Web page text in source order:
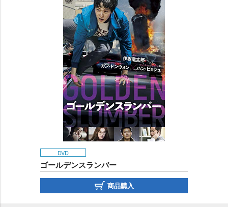
DVD
ゴールデンスランバー
商品購入